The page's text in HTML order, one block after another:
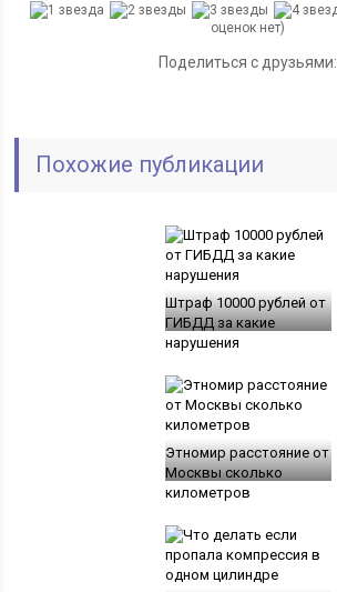
оценок нет)
Поделиться с друзьями:
Похожие публикации
Штраф 10000 рублей от
ГИБДД за какие
нарушения
Этномир расстояние от
Москвы сколько
километров